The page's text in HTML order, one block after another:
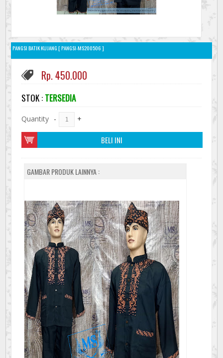
PANGSI BATIK KUJANG [ PANGSI-MS200506 ]
Rp. 450.000
STOK : TERSEDIA
Quantity - +
BELI INI
GAMBAR PRODUK LAINNYA :